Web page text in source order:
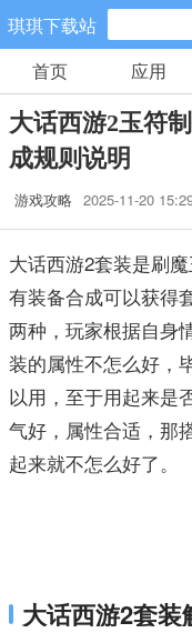
琪琪下载站
手游分类
卡牌回合
461款手游
棋牌游戏
0款手游
策略塔防
模拟经营
22款手游
首页 应用
大话西游2玉符
成规则说明
游戏攻略 2025-11-20
大话西游2套装是刷
有装备合成可以获得
两种，玩家根据自身
装的属性不怎么好，
以用，至于用起来是
气好，属性合适，那
起来就不怎么好了。
大话西游2套装